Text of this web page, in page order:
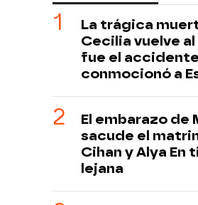
La trágica
Cecilia vuelve
fue el
conmocionó a
El embarazo de
sacude el
Cihan y Alya En
lejana